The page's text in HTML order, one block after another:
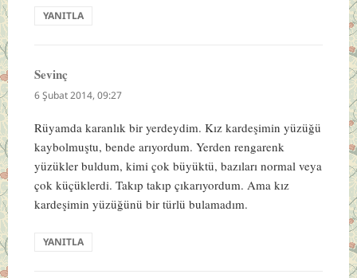
YANITLA
Sevinç
ki:
6 Şubat 2014, 09:27
Rüyamda karanlık bir yerdeydim. Kız kardeşimin yüzüğü
kaybolmuştu, bende arıyordum. Yerden rengarenk
yüzükler buldum, kimi çok büyüktü, bazıları normal veya
çok küçüklerdi. Takıp takıp çıkarıyordum. Ama kız
kardeşimin yüzüğünü bir türlü bulamadım.
YANITLA